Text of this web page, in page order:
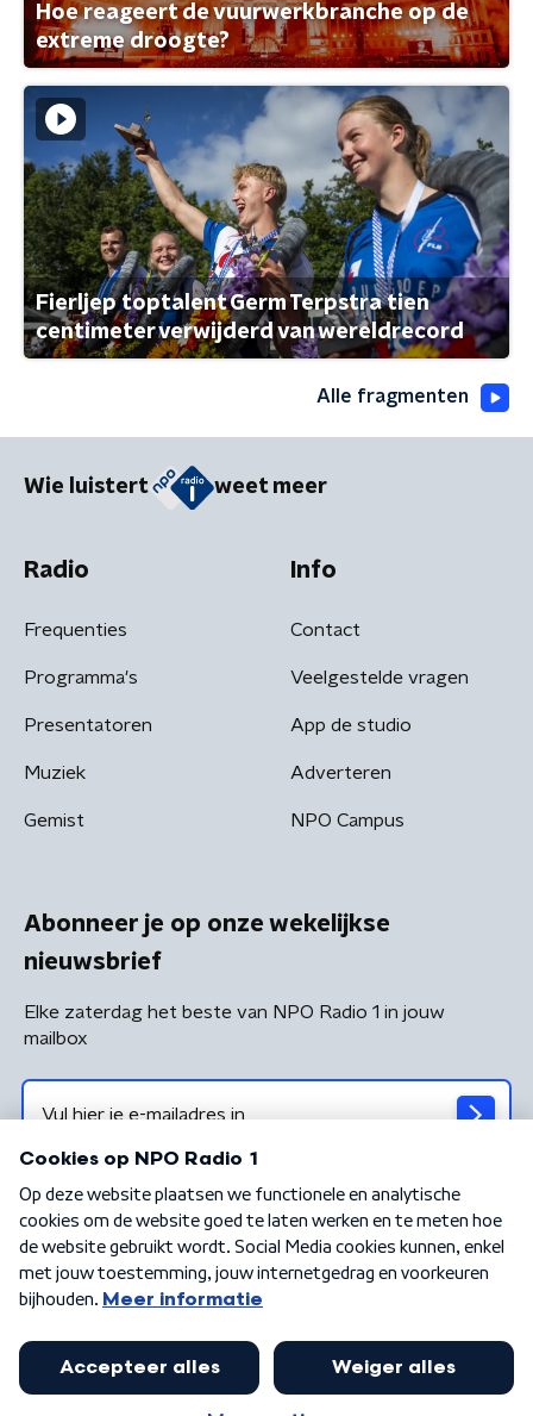
Hoe reageert de vuurwerkbranche op de
extreme droogte?
Fierljep toptalent Germ Terpstra tien
centimeter verwijderd van wereldrecord
Alle fragmenten
Wie luistert weet meer
Radio
Frequenties
Programma's
Presentatoren
Muziek
Gemist
Info
Contact
Veelgestelde vragen
App de studio
Adverteren
NPO Campus
Abonneer je op onze wekelijkse
nieuwsbrief
Elke zaterdag het beste van NPO Radio 1 in jouw
mailbox
Algemene voorwaarden